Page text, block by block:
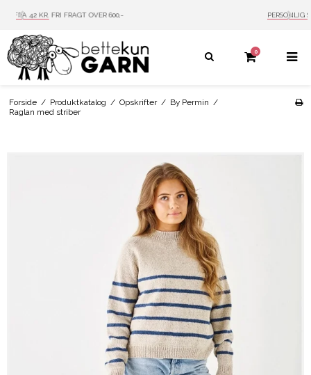
PERSONLIG SERVICE MAIL: INFO@BETTEKUN.DK
0
Forside / Produktkatalog / Opskrifter / By Permin /
Raglan med striber